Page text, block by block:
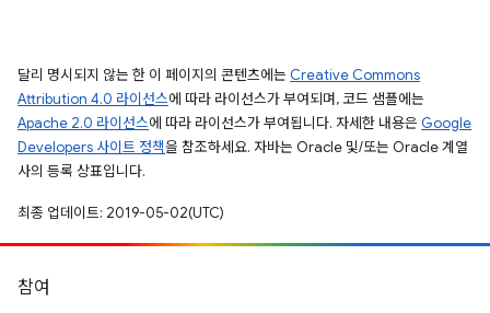
달리 명시되지 않는 한 이 페이지의 콘텐츠에는 Creative Commons
Attribution 4.0 라이선스에 따라 라이선스가 부여되며, 코드 샘플에는
Apache 2.0 라이선스에 따라 라이선스가 부여됩니다. 자세한 내용은 Google
Developers 사이트 정책을 참조하세요. 자바는 Oracle 및/또는 Oracle 계열
사의 등록 상표입니다.
최종 업데이트: 2019-05-02(UTC)
참여